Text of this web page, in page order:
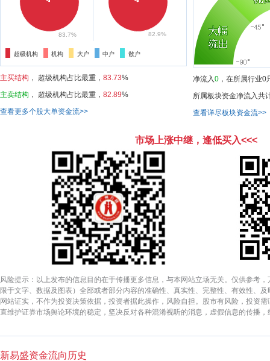
83.7% 82.9%
超级机构 机构 大户 中户 散户
主买结构 ， 超级机构占比最重， 83.73%
主卖结构 ， 超级机构占比最重， 82.89%
查看更多个股大单资金流>>
净流入0 ，在所属行业
所属板块资金净流入共
查看详尽板块资金流>>
市场上涨中继，逢低买入<<<
风险提示：以上发布的信息目的在于传播更多信息，与本网站立场无关。仅供参考
限于文字、数据及图表）全部或者部分内容的准确性、真实性、完整性、有效性、
网站证实，不作为投资决策依据，投资者据此操作，风险自担。股市有风险，投资
直维护证券市场舆论环境的稳定，坚决反对各种混淆视听的消息，虚假信息的传播
新易盛资金流向历史